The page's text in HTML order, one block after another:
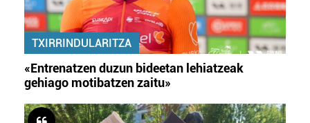
TXIRRINDULARITZA
«Entrenatzen duzun bideetan lehiatzeak
gehiago motibatzen zaitu»